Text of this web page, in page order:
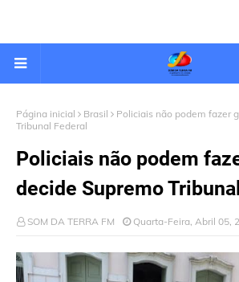
Página inicial Brasil
Policiais não podem fazer
Tribunal Federal
Policiais não podem
decide Supremo
SOM DA TERRA FM Quarta-Feira, Abril 05,